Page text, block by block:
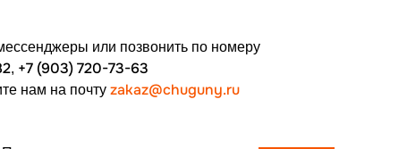
или позвонить по номеру
, +7 (903) 720-73-63
нам на почту zakaz@chuguny.ru